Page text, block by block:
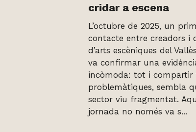
cridar a escena
L’octubre de 2025, un
contacte entre creadors i
d’arts escèniques del
va confirmar una
incòmoda: tot i compartir
problemàtiques, sembla
sector viu fragmentat.
jornada no només va s...